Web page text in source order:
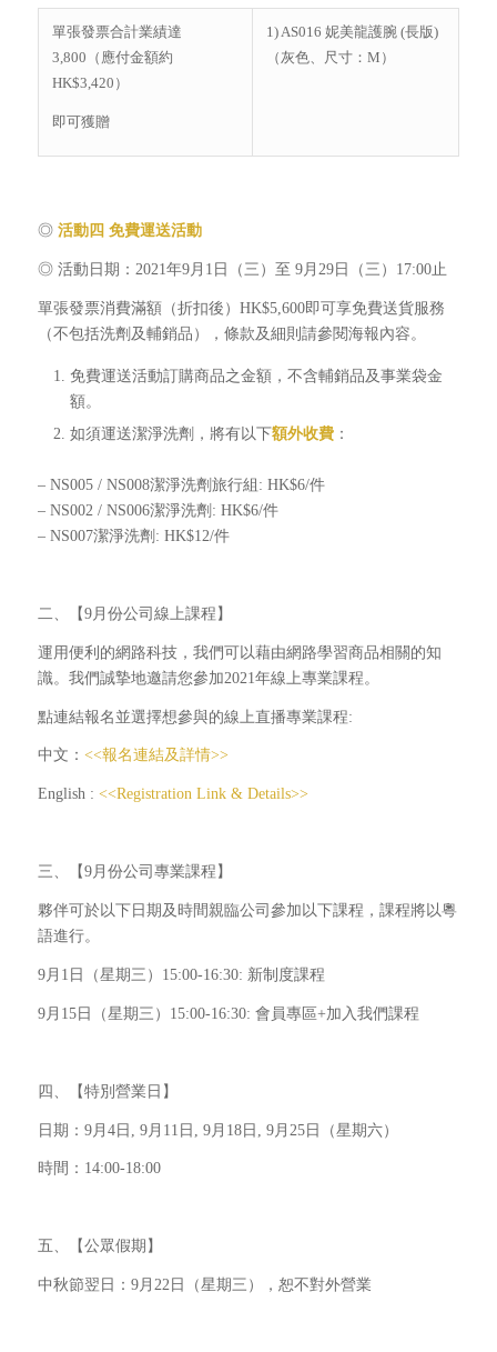
單張發票合計業績達
3,800（應付金額約
HK$3,420）
即可獲贈
1) AS016 妮美龍護腕 (長版)
（灰色、尺寸：M）
◎ 活動四 免費運送活動
◎ 活動日期：2021年9月1日（三）至 9月29日（三）17:00止
單張發票消費滿額（折扣後）HK$5,600即可享免費送貨服務
（不包括洗劑及輔銷品），條款及細則請參閱海報內容。
免費運送活動訂購商品之金額，不含輔銷品及事業袋金
額。
如須運送潔淨洗劑，將有以下額外收費：
– NS005 / NS008潔淨洗劑旅行組: HK$6/件
– NS002 / NS006潔淨洗劑: HK$6/件
– NS007潔淨洗劑: HK$12/件
二、【9月份公司線上課程】
運用便利的網路科技，我們可以藉由網路學習商品相關的知
識。我們誠摯地邀請您參加2021年線上專業課程。
點連結報名並選擇想參與的線上直播專業課程:
中文： <<報名連結及詳情>>
English : <<Registration Link & Details>>
三、【9月份公司專業課程】
夥伴可於以下日期及時間親臨公司參加以下課程，課程將以粵
語進行。
9月1日（星期三）15:00-16:30: 新制度課程
9月15日（星期三）15:00-16:30: 會員專區+加入我們課程
四、【特別營業日】
日期：9月4日, 9月11日, 9月18日, 9月25日（星期六）
時間：14:00-18:00
五、【公眾假期】
中秋節翌日：9月22日（星期三），恕不對外營業